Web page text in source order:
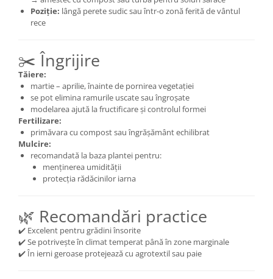
Poziție: lângă perete sudic sau într-o zonă ferită de vântul
rece
✂️ Îngrijire
Tăiere:
martie – aprilie, înainte de pornirea vegetației
se pot elimina ramurile uscate sau îngroșate
modelarea ajută la fructificare și controlul formei
Fertilizare:
primăvara cu compost sau îngrășământ echilibrat
Mulcire:
recomandată la baza plantei pentru:
menținerea umidității
protecția rădăcinilor iarna
🌿 Recomandări practice
✔️ Excelent pentru grădini însorite
✔️ Se potrivește în climat temperat până în zone marginale
✔️ În ierni geroase protejează cu agrotextil sau paie